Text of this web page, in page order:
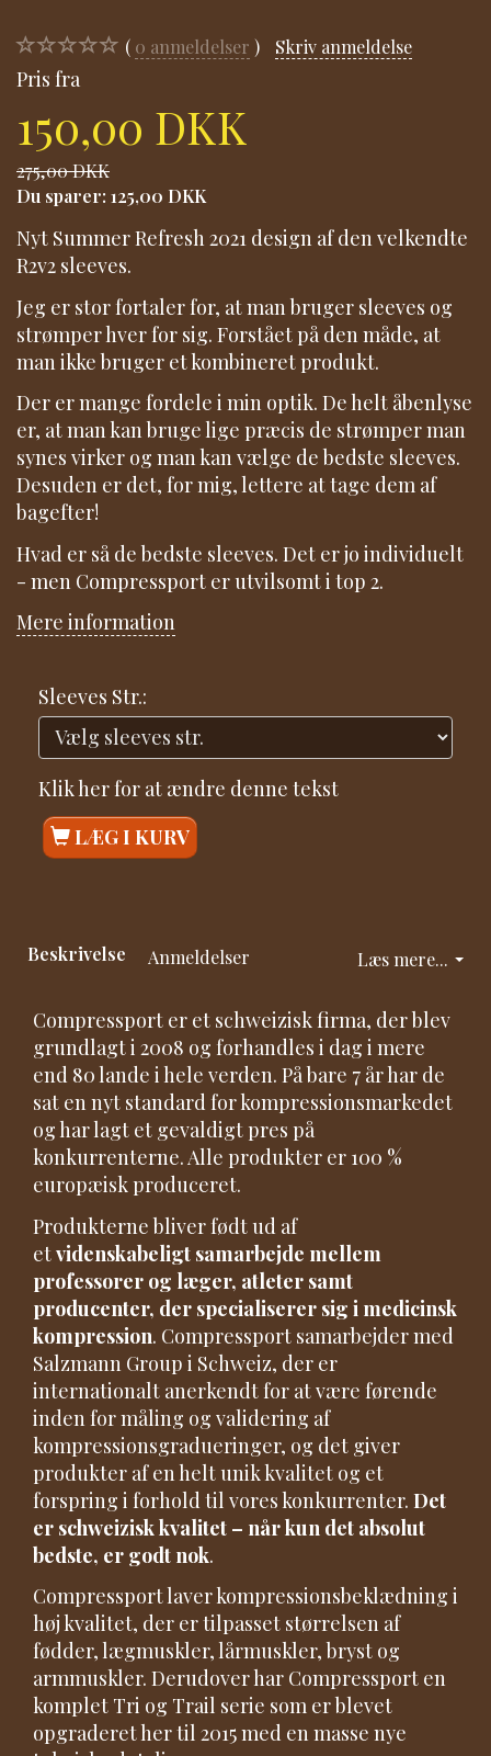
0 anmeldelser Skriv anmeldelse
Pris fra
150,00 DKK
275,00 DKK
Du sparer: 125,00 DKK
Nyt Summer Refresh 2021 design af den velkendte
R2v2 sleeves.
Jeg er stor fortaler for, at man bruger sleeves og
strømper hver for sig. Forstået på den måde, at
man ikke bruger et kombineret produkt.
Der er mange fordele i min optik. De helt åbenlyse
er, at man kan bruge lige præcis de strømper man
synes virker og man kan vælge de bedste sleeves.
Desuden er det, for mig, lettere at tage dem af
bagefter!
Hvad er så de bedste sleeves. Det er jo individuelt
- men Compressport er utvilsomt i top 2.
Mere information
Sleeves Str.:
Klik her for at ændre denne tekst
LÆG I KURV
Læs mere...
Beskrivelse Anmeldelser
Compressport er et schweizisk firma, der blev
grundlagt i 2008 og forhandles i dag i mere
end 80 lande i hele verden. På bare 7 år har de
sat en nyt standard for kompressionsmarkedet
og har lagt et gevaldigt pres på
konkurrenterne. Alle produkter er 100 %
europæisk produceret.
Produkterne bliver født ud af
etvidenskabeligt samarbejde mellem
professorer og læger, atleter samt
producenter, der specialiserer sig i medicinsk
kompression. Compressport samarbejder med
Salzmann Group i Schweiz, der er
internationalt anerkendt for at være førende
inden for måling og validering af
kompressionsgradueringer, og det giver
produkter af en helt unik kvalitet og et
forspring i forhold til vores konkurrenter. Det
er schweizisk kvalitet – når kun det absolut
bedste, er godt nok.
Compressport laver kompressionsbeklædning i
høj kvalitet, der er tilpasset størrelsen af
fødder, lægmuskler, lårmuskler, bryst og
armmuskler. Derudover har Compressport en
komplet Tri og Trail serie som er blevet
opgraderet her til 2015 med en masse nye